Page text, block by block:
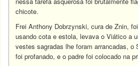
chicote.
Frei Anthony Dobrzynski, cura de Znin,
usando cota e estola, levava o Viático a
vestes sagradas lhe foram arrancadas, o
foi profanado, e o padre foi colocado na